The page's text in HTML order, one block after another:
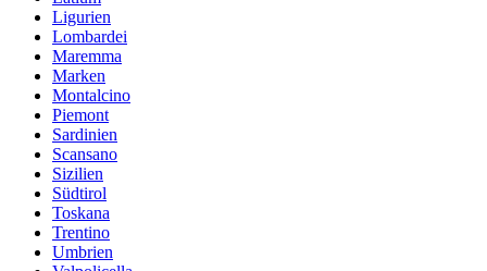
Ligurien
Lombardei
Maremma
Marken
Montalcino
Piemont
Sardinien
Scansano
Sizilien
Südtirol
Toskana
Trentino
Umbrien